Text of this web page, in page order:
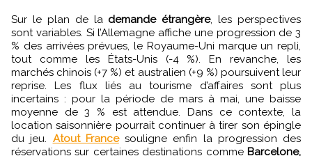
Sur le plan de la demande étrangère, les perspectives
sont variables. Si l’Allemagne affiche une progression de 3
% des arrivées prévues, le Royaume-Uni marque un repli,
tout comme les États-Unis (-4 %). En revanche, les
marchés chinois (+7 %) et australien (+9 %) poursuivent leur
reprise. Les flux liés au tourisme d’affaires sont plus
incertains : pour la période de mars à mai, une baisse
moyenne de 3 % est attendue. Dans ce contexte, la
location saisonnière pourrait continuer à tirer son épingle
du jeu. Atout Francesouligne enfin la progression des
réservations sur certaines destinations comme Barcelone,